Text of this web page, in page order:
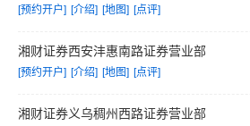
[预约开户] [介绍] [地图] [点评]
湘财证券西安沣惠南路证券营业部
[预约开户] [介绍] [地图] [点评]
湘财证券义乌稠州西路证券营业部